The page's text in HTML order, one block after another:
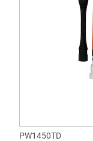
PW1450TD